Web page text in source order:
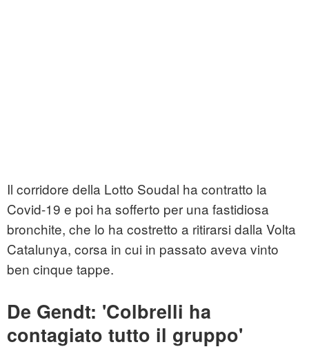
Il corridore della Lotto Soudal ha contratto la
Covid-19 e poi ha sofferto per una fastidiosa
bronchite, che lo ha costretto a ritirarsi dalla Volta
Catalunya, corsa in cui in passato aveva vinto
ben cinque tappe.
De Gendt: 'Colbrelli ha
contagiato tutto il gruppo'